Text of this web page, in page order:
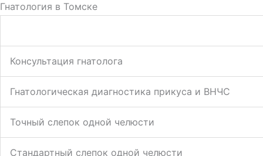
Гнатология в Томске​
Консультация гнатолога
Гнатологическая диагностика прикуса и ВНЧС
Точный слепок одной челюсти
Стандартный слепок одной челюсти